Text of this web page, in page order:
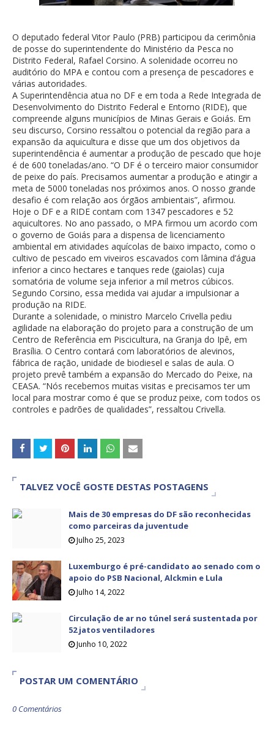
O deputado federal Vitor Paulo (PRB) participou da cerimônia
de posse do superintendente do Ministério da Pesca no
Distrito Federal, Rafael Corsino. A solenidade ocorreu no
auditório do MPA e contou com a presença de pescadores e
várias autoridades.
A Superintendência atua no DF e em toda a Rede Integrada de
Desenvolvimento do Distrito Federal e Entorno (RIDE), que
compreende alguns municípios de Minas Gerais e Goiás. Em
seu discurso, Corsino ressaltou o potencial da região para a
expansão da aquicultura e disse que um dos objetivos da
superintendência é aumentar a produção de pescado que hoje
é de 600 toneladas/ano. “O DF é o terceiro maior consumidor
de peixe do país. Precisamos aumentar a produção e atingir a
meta de 5000 toneladas nos próximos anos. O nosso grande
desafio é com relação aos órgãos ambientais”, afirmou.
Hoje o DF e a RIDE contam com 1347 pescadores e 52
aquicultores. No ano passado, o MPA firmou um acordo com
o governo de Goiás para a dispensa de licenciamento
ambiental em atividades aquícolas de baixo impacto, como o
cultivo de pescado em viveiros escavados com lâmina d’água
inferior a cinco hectares e tanques rede (gaiolas) cuja
somatória de volume seja inferior a mil metros cúbicos.
Segundo Corsino, essa medida vai ajudar a impulsionar a
produção na RIDE.
Durante a solenidade, o ministro Marcelo Crivella pediu
agilidade na elaboração do projeto para a construção de um
Centro de Referência em Piscicultura, na Granja do Ipê, em
Brasília. O Centro contará com laboratórios de alevinos,
fábrica de ração, unidade de biodiesel e salas de aula. O
projeto prevê também a expansão do Mercado do Peixe, na
CEASA. “Nós recebemos muitas visitas e precisamos ter um
local para mostrar como é que se produz peixe, com todos os
controles e padrões de qualidades”, ressaltou Crivella.
TALVEZ VOCÊ GOSTE DESTAS POSTAGENS
Mais de 30 empresas do DF são reconhecidas
como parceiras da juventude
Julho 25, 2023
Luxemburgo é pré-candidato ao senado com o
apoio do PSB Nacional, Alckmin e Lula
Julho 14, 2022
Circulação de ar no túnel será sustentada por
52 jatos ventiladores
Junho 10, 2022
POSTAR UM COMENTÁRIO
0 Comentários